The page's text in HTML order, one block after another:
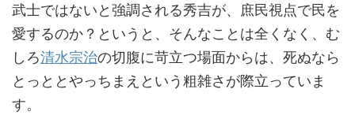
武士ではないと強調される秀吉が、庶民視点で民を
愛するのか？というと、そんなことは全くなく、む
しろ清水宗治の切腹に苛立つ場面からは、死ぬなら
とっととやっちまえという粗雑さが際立っていま
す。